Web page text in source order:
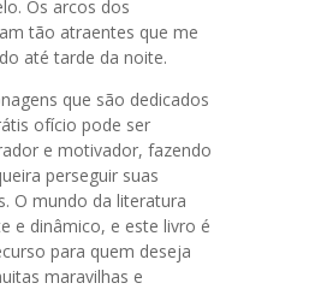
Os arcos dos
tão atraentes que me
até tarde da noite.
que são dedicados
ofício pode ser
e motivador, fazendo
perseguir suas
O mundo da literatura
e dinâmico, e este livro é
para quem deseja
maravilhas e